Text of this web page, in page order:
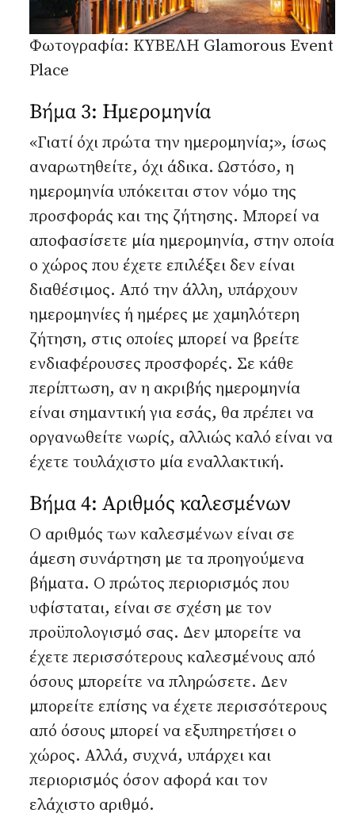
Φωτογραφία: ΚΥΒΕΛΗ Glamorous Event
Place
Βήμα 3: Ημερομηνία
«Γιατί όχι πρώτα την ημερομηνία;», ίσως
αναρωτηθείτε, όχι άδικα. Ωστόσο, η
ημερομηνία υπόκειται στον νόμο της
προσφοράς και της ζήτησης. Μπορεί να
αποφασίσετε μία ημερομηνία, στην οποία
ο χώρος που έχετε επιλέξει δεν είναι
διαθέσιμος. Από την άλλη, υπάρχουν
ημερομηνίες ή ημέρες με χαμηλότερη
ζήτηση, στις οποίες μπορεί να βρείτε
ενδιαφέρουσες προσφορές. Σε κάθε
περίπτωση, αν η ακριβής ημερομηνία
είναι σημαντική για εσάς, θα πρέπει να
οργανωθείτε νωρίς, αλλιώς καλό είναι να
έχετε τουλάχιστο μία εναλλακτική.
Βήμα 4: Αριθμός καλεσμένων
Ο αριθμός των καλεσμένων είναι σε
άμεση συνάρτηση με τα προηγούμενα
βήματα. Ο πρώτος περιορισμός που
υφίσταται, είναι σε σχέση με τον
προϋπολογισμό σας. Δεν μπορείτε να
έχετε περισσότερους καλεσμένους από
όσους μπορείτε να πληρώσετε. Δεν
μπορείτε επίσης να έχετε περισσότερους
από όσους μπορεί να εξυπηρετήσει ο
χώρος. Αλλά, συχνά, υπάρχει και
περιορισμός όσον αφορά και τον
ελάχιστο αριθμό.